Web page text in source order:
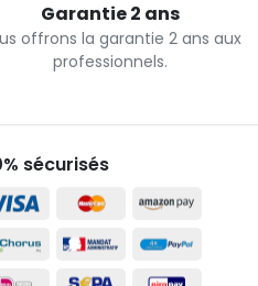
Garantie 2 ans
offrons la garantie 2 ans aux
professionnels.
sécurisés